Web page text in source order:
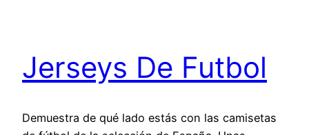
Jerseys De Futbol
Demuestra de qué lado estás con las camisetas